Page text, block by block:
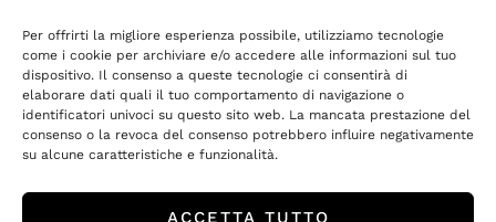
Per offrirti la migliore esperienza possibile, utilizziamo tecnologie
come i cookie per archiviare e/o accedere alle informazioni sul tuo
dispositivo. Il consenso a queste tecnologie ci consentirà di
elaborare dati quali il tuo comportamento di navigazione o
identificatori univoci su questo sito web. La mancata prestazione del
consenso o la revoca del consenso potrebbero influire negativamente
su alcune caratteristiche e funzionalità.
ACCETTA TUTTO
Negozio
Consegna
Per i partner
Restituzioni e reclami